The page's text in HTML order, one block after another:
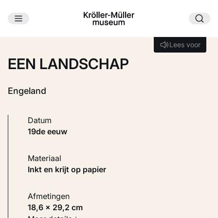
Ga naar hoofdinhoud
Lees voor
Lees voor
EEN LANDSCHAP
Engeland
Datum
19de eeuw
Materiaal
Inkt en krijt op papier
Afmetingen
18,6 × 29,2 cm